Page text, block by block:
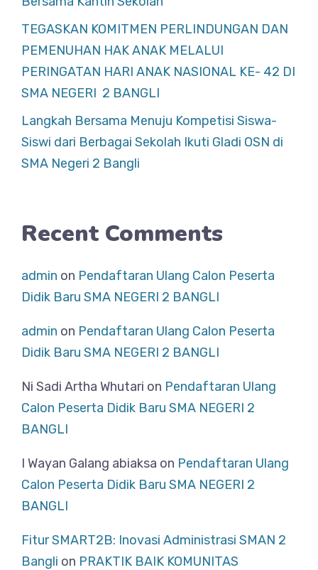
TEGASKAN KOMITMEN PERLINDUNGAN DAN
PEMENUHAN HAK ANAK MELALUI
PERINGATAN HARI ANAK NASIONAL KE- 42 DI
SMA NEGERI 2 BANGLI
Langkah Bersama Menuju Kompetisi Siswa-
Siswi dari Berbagai Sekolah Ikuti Gladi OSN di
SMA Negeri 2 Bangli
Recent Comments
admin on Pendaftaran Ulang Calon Peserta
Didik Baru SMA NEGERI 2 BANGLI
admin on Pendaftaran Ulang Calon Peserta
Didik Baru SMA NEGERI 2 BANGLI
Ni Sadi Artha Whutari on Pendaftaran Ulang
Calon Peserta Didik Baru SMA NEGERI 2
BANGLI
I Wayan Galang abiaksa on Pendaftaran Ulang
Calon Peserta Didik Baru SMA NEGERI 2
BANGLI
Fitur SMART2B: Inovasi Administrasi SMAN 2
Bangli on PRAKTIK BAIK KOMUNITAS